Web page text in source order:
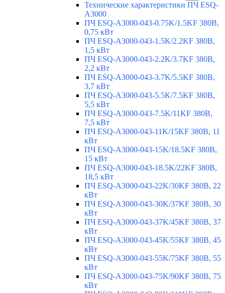
Технические характеристики ПЧ ESQ-
A3000
ПЧ ESQ-A3000-043-0.75K/1.5KF 380В,
0,75 кВт
ПЧ ESQ-A3000-043-1.5K/2.2KF 380В,
1,5 кВт
ПЧ ESQ-A3000-043-2.2K/3.7KF 380В,
2,2 кВт
ПЧ ESQ-A3000-043-3.7K/5.5KF 380В,
3,7 кВт
ПЧ ESQ-A3000-043-5.5K/7.5KF 380В,
5,5 кВт
ПЧ ESQ-A3000-043-7.5K/11KF 380В,
7,5 кВт
ПЧ ESQ-A3000-043-11K/15KF 380В, 11
кВт
ПЧ ESQ-A3000-043-15K/18.5KF 380В,
15 кВт
ПЧ ESQ-A3000-043-18.5K/22KF 380В,
18,5 кВт
ПЧ ESQ-A3000-043-22K/30KF 380В, 22
кВт
ПЧ ESQ-A3000-043-30K/37KF 380В, 30
кВт
ПЧ ESQ-A3000-043-37K/45KF 380В, 37
кВт
ПЧ ESQ-A3000-043-45K/55KF 380В, 45
кВт
ПЧ ESQ-A3000-043-55K/75KF 380В, 55
кВт
ПЧ ESQ-A3000-043-75K/90KF 380В, 75
кВт